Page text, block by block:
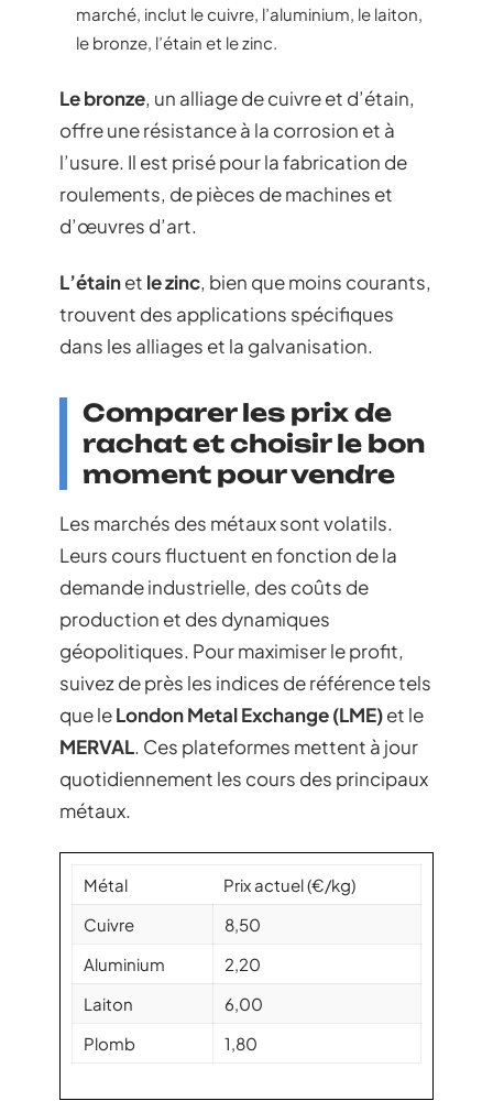
marché, inclut le cuivre, l’aluminium, le laiton,
le bronze, l’étain et le zinc.
Le bronze, un alliage de cuivre et d’étain,
offre une résistance à la corrosion et à
l’usure. Il est prisé pour la fabrication de
roulements, de pièces de machines et
d’œuvres d’art.
L’étainet le zinc, bien que moins courants,
trouvent des applications spécifiques
dans les alliages et la galvanisation.
Comparer les prix de
rachat et choisir le bon
moment pour vendre
Les marchés des métaux sont volatils.
Leurs cours fluctuent en fonction de la
demande industrielle, des coûts de
production et des dynamiques
géopolitiques. Pour maximiser le profit,
suivez de près les indices de référence tels
que leLondon Metal Exchange (LME)et le
MERVAL. Ces plateformes mettent à jour
quotidiennement les cours des principaux
métaux.
Métal
Prix actuel (€/kg)
Cuivre
8,50
Aluminium
2,20
Laiton
6,00
Plomb
1,80